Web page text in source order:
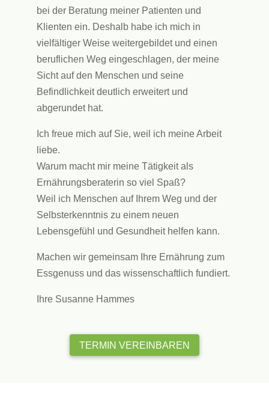
bei der Beratung meiner Patienten und
Klienten ein. Deshalb habe ich mich in
vielfältiger Weise weitergebildet und einen
beruflichen Weg eingeschlagen, der meine
Sicht auf den Menschen und seine
Befindlichkeit deutlich erweitert und
abgerundet hat.
Ich freue mich auf Sie, weil ich meine Arbeit
liebe.
Warum macht mir meine Tätigkeit als
Ernährungsberaterin so viel Spaß?
Weil ich Menschen auf Ihrem Weg und der
Selbsterkenntnis zu einem neuen
Lebensgefühl und Gesundheit helfen kann.
Machen wir gemeinsam Ihre Ernährung zum
Essgenuss und das wissenschaftlich fundiert.
Ihre Susanne Hammes
TERMIN VEREINBAREN